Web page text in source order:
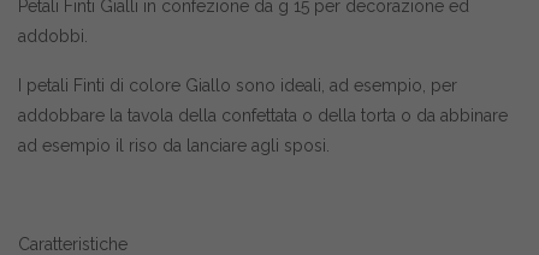
Petali Finti Gialli in confezione da g 15 per decorazione ed
addobbi.
I petali Finti di colore Giallo sono ideali, ad esempio, per
addobbare la tavola della confettata o della torta o da abbinare
ad esempio il riso da lanciare agli sposi.
Caratteristiche